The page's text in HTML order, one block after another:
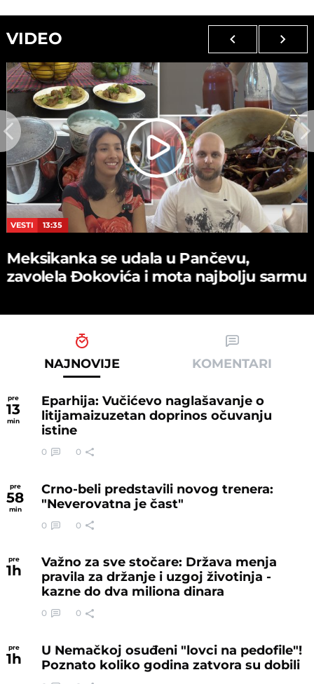
VIDEO
VESTI 13:35
Meksikanka se udala u Pančevu,
zavolela Đokovića i mota najbolju sarmu
NAJNOVIJE KOMENTARI
pre
13
min
Eparhija: Vučićevo naglašavanje o
litijamaizuzetan doprinos očuvanju
istine
0 0
pre
58
min
Crno-beli predstavili novog trenera:
"Neverovatna je čast"
0 0
pre
1h
Važno za sve stočare: Država menja
pravila za držanje i uzgoj životinja -
kazne do dva miliona dinara
0 0
pre
1h
U Nemačkoj osuđeni "lovci na pedofile"!
Poznato koliko godina zatvora su dobili